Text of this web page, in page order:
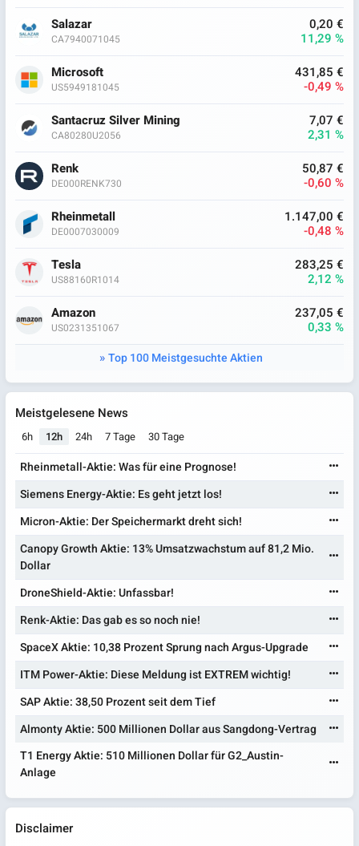
Salazar
CA7940071045
0,20 €
11,29 %
Microsoft
US5949181045
431,85 €
-0,49 %
Santacruz Silver Mining
CA80280U2056
7,07 €
2,31 %
Renk
DE000RENK730
50,87 €
-0,60 %
Rheinmetall
DE0007030009
1.147,00 €
-0,48 %
Tesla
US88160R1014
283,25 €
2,12 %
Amazon
US0231351067
237,05 €
0,33 %
Top 100 Meistgesuchte Aktien
Meistgelesene News
6h 12h 24h 7 Tage 30 Tage
Rheinmetall-Aktie: Was für eine Prognose!
Siemens Energy-Aktie: Es geht jetzt los!
Micron-Aktie: Der Speichermarkt dreht sich!
Canopy Growth Aktie: 13% Umsatzwachstum auf 81,2 Mio.
Dollar
DroneShield-Aktie: Unfassbar!
Renk-Aktie: Das gab es so noch nie!
SpaceX Aktie: 10,38 Prozent Sprung nach Argus-Upgrade
ITM Power-Aktie: Diese Meldung ist EXTREM wichtig!
SAP Aktie: 38,50 Prozent seit dem Tief
Almonty Aktie: 500 Millionen Dollar aus Sangdong-Vertrag
T1 Energy Aktie: 510 Millionen Dollar für G2_Austin-
Anlage
Disclaimer